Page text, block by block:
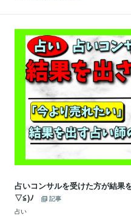
占いコンサルを受けた方が結果
▽≦)ﾉ
記事
占い